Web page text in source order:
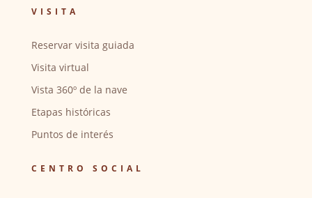
VISITA
Reservar visita guiada
Visita virtual
Vista 360º de la nave
Etapas históricas
Puntos de interés
CENTRO SOCIAL